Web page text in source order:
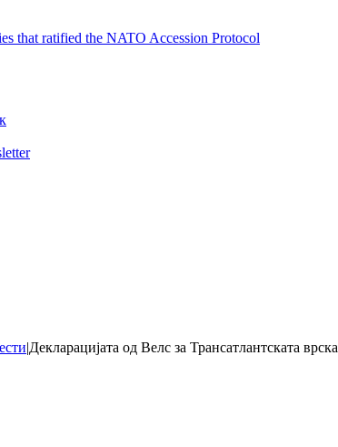
that ratified the NATO Accession Protocol
|Декларацијата од Велс за Трансатлантската врска